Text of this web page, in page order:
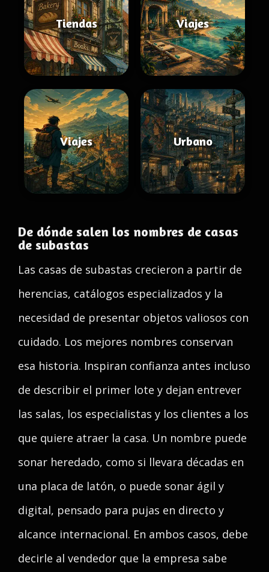
Tiendas Viajes
Viajes Urbano
De dónde salen los nombres de casas
de subastas
Las casas de subastas crecieron a partir de
herencias, catálogos especializados y la
necesidad de presentar objetos valiosos con
cuidado. Los mejores nombres conservan
esa historia. Inspiran confianza antes incluso
de describir el primer lote y dejan entrever
las salas, los especialistas y los clientes a los
que quiere atraer la casa. Un nombre puede
sonar heredado, como si llevara décadas en
una placa de latón, o puede sonar ágil y
digital, pensado para pujas en directo y
alcance internacional. En ambos casos, debe
decirle al vendedor que la empresa sabe